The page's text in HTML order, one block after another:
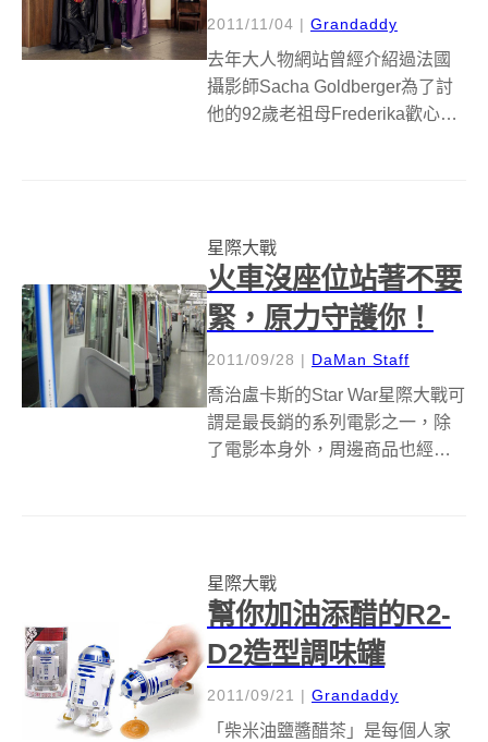
2011/11/04 | Grandaddy
去年大人物網站曾經介紹過法國
攝影師Sacha Goldberger為了討
他的92歲老祖母Frederika歡心，
當...
星際大戰
火車沒座位站著不要
緊，原力守護你！
2011/09/28 | DaMan Staff
喬治盧卡斯的Star War星際大戰可
謂是最長銷的系列電影之一，除
了電影本身外，周邊商品也經常
本再次扒皮震撼影迷們，而發行
商...
星際大戰
幫你加油添醋的R2-
D2造型調味罐
2011/09/21 | Grandaddy
「柴米油鹽醬醋茶」是每個人家